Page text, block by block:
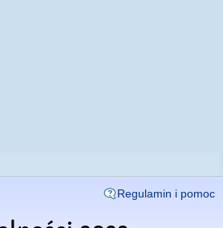
Regulamin i pomoc